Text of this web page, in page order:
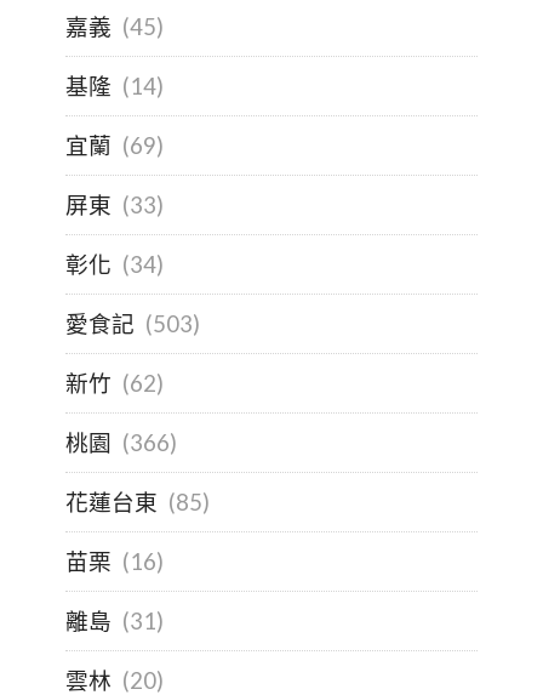
嘉義 (45)
基隆 (14)
宜蘭 (69)
屏東 (33)
彰化 (34)
愛食記 (503)
新竹 (62)
桃園 (366)
花蓮台東 (85)
苗栗 (16)
離島 (31)
雲林 (20)